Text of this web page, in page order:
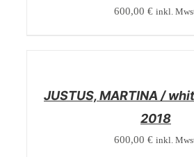
600,00 € inkl.
JUSTUS, MARTINA /
2018
600,00 € inkl.